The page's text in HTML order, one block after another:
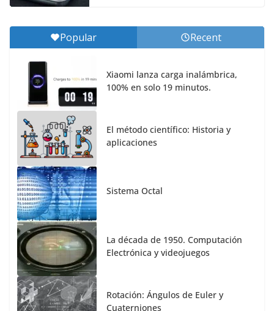
Popular Recent
Xiaomi lanza carga inalámbrica,
100% en solo 19 minutos.
El método científico: Historia y
aplicaciones
Sistema Octal
La década de 1950. Computación
Electrónica y videojuegos
Rotación: Ángulos de Euler y
Cuaterniones